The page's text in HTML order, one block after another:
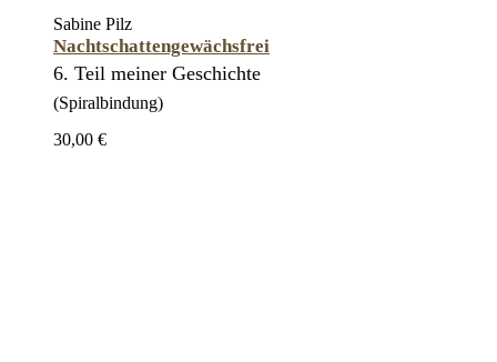
Sabine Pilz
Nachtschattengewächsfrei
6. Teil meiner Geschichte
(Spiralbindung)
30,00 €